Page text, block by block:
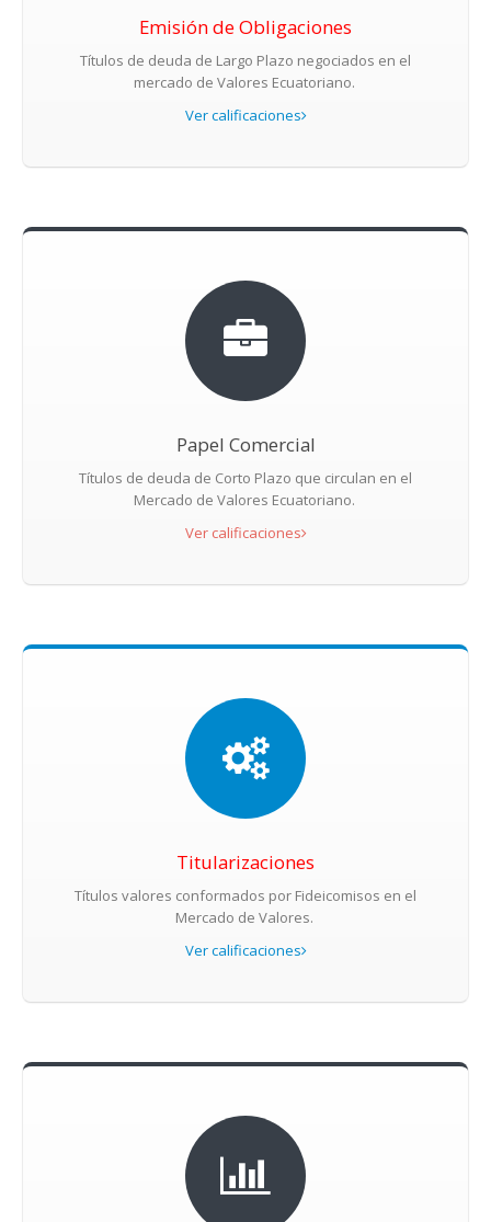
Emisión de Obligaciones
Títulos de deuda de Largo Plazo negociados en el
mercado de Valores Ecuatoriano.
Ver calificaciones
Papel Comercial
Títulos de deuda de Corto Plazo que circulan en el
Mercado de Valores Ecuatoriano.
Ver calificaciones
Titularizaciones
Títulos valores conformados por Fideicomisos en el
Mercado de Valores.
Ver calificaciones